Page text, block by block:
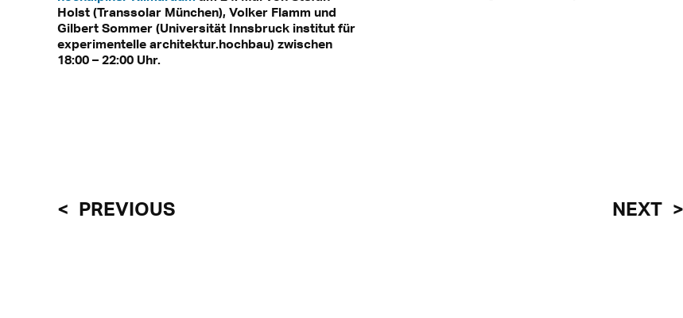
Holst (Transsolar München), Volker Flamm und
Gilbert Sommer (Universität Innsbruck institut für
experimentelle architektur.hochbau) zwischen
18:00 – 22:00 Uhr.
PREVIOUS NEXT